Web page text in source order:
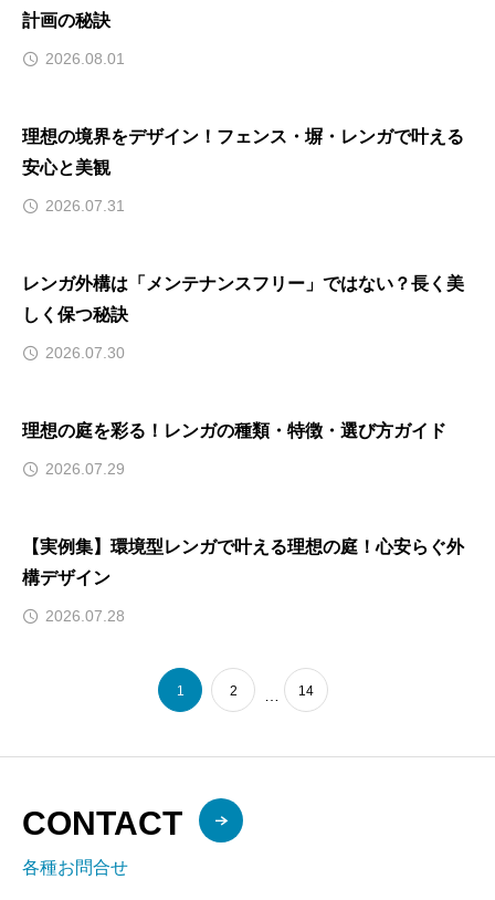
計画の秘訣
2026.08.01
理想の境界をデザイン！フェンス・塀・レンガで叶える
安心と美観
2026.07.31
レンガ外構は「メンテナンスフリー」ではない？長く美
しく保つ秘訣
2026.07.30
理想の庭を彩る！レンガの種類・特徴・選び方ガイド
2026.07.29
【実例集】環境型レンガで叶える理想の庭！心安らぐ外
構デザイン
2026.07.28
1 2 14
CONTACT
各種お問合せ